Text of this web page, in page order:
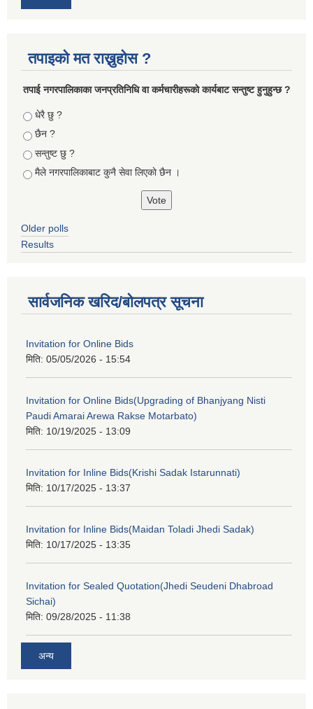
तपाइको मत राख्नुहोस ?
तपा‌ई नगरपालिकाका जनप्रतिनिधि वा कर्मचारीहरूकाे कार्यबाट सन्तुष्ट हुनुहुन्छ ?
Choices
धेरै छु ?
छैन ?
सन्तुष्ट छु ?
मैले नगरपालिकाबाट कुनै सेवा लिएकाे छैन ।
Older polls
Results
सार्वजनिक खरिद/बोलपत्र सूचना
Invitation for Online Bids
मिति: 05/05/2026 - 15:54
Invitation for Online Bids(Upgrading of Bhanjyang Nisti
Paudi Amarai Arewa Rakse Motarbato)
मिति: 10/19/2025 - 13:09
Invitation for Inline Bids(Krishi Sadak Istarunnati)
मिति: 10/17/2025 - 13:37
Invitation for Inline Bids(Maidan Toladi Jhedi Sadak)
मिति: 10/17/2025 - 13:35
Invitation for Sealed Quotation(Jhedi Seudeni Dhabroad
Sichai)
मिति: 09/28/2025 - 11:38
अन्य